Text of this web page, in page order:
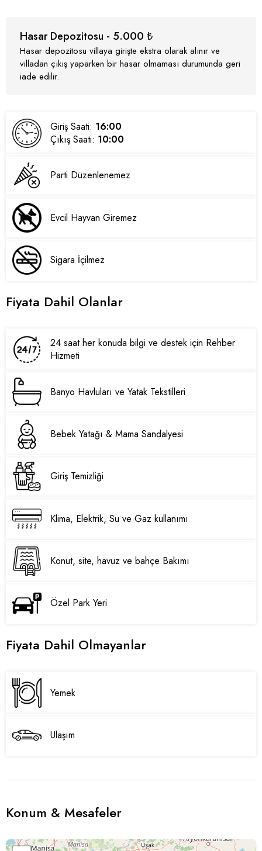
Hasar Depozitosu - 5.000 ₺
Hasar depozitosu villaya girişte ekstra olarak alınır ve
villadan çıkış yaparken bir hasar olmaması durumunda geri
iade edilir.
Giriş Saati: 16:00
Çıkış Saati: 10:00
Parti Düzenlenemez
Evcil Hayvan Giremez
Sigara İçilmez
Fiyata Dahil Olanlar
24 saat her konuda bilgi ve destek için Rehber
Hizmeti
Banyo Havluları ve Yatak Tekstilleri
Bebek Yatağı & Mama Sandalyesi
Giriş Temizliği
Klima, Elektrik, Su ve Gaz kullanımı
Konut, site, havuz ve bahçe Bakımı
Özel Park Yeri
Fiyata Dahil Olmayanlar
Yemek
Ulaşım
Konum & Mesafeler